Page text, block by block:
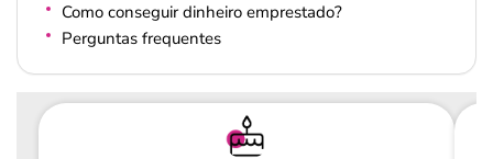
Como conseguir dinheiro emprestado?
Perguntas frequentes